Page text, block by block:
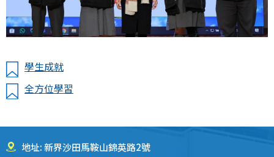
學生成就
全方位學習
地址: 新界沙田馬鞍山錦英路2號